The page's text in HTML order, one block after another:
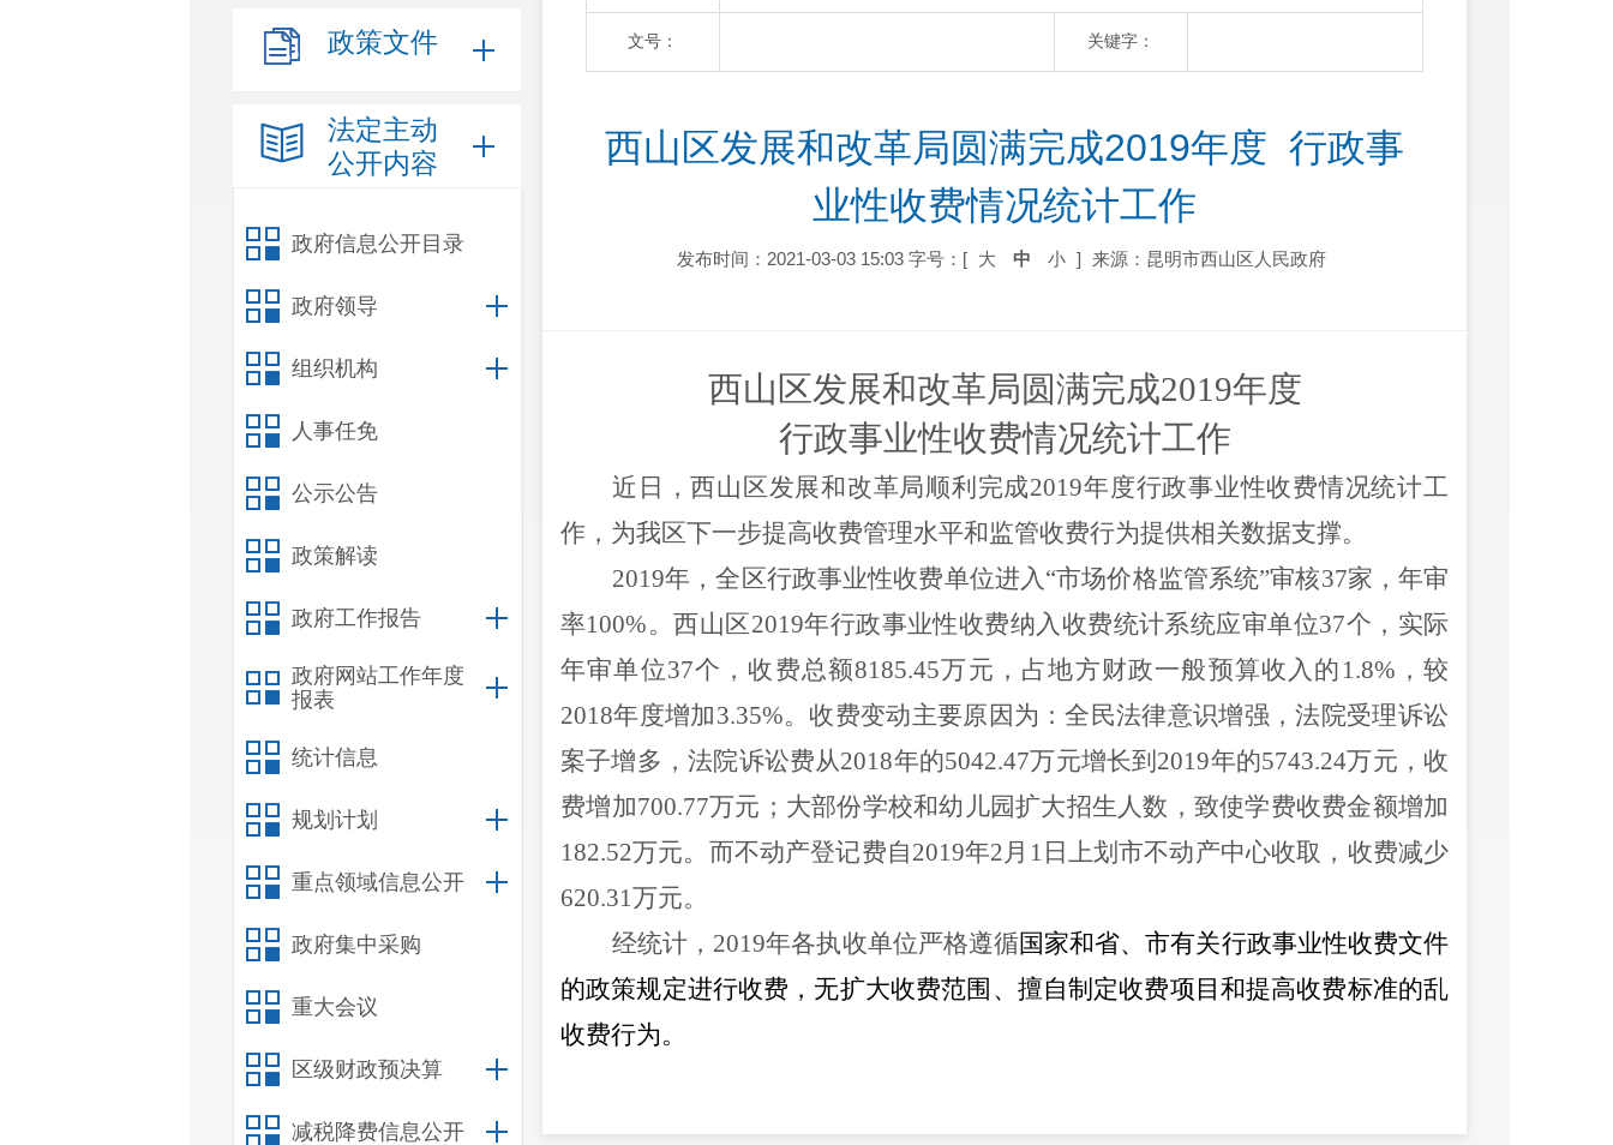
政策文件
法定主动
公开内容
政府信息公开目录
政府领导
组织机构
人事任免
公示公告
政策解读
政府工作报告
政府网站工作年度
报表
统计信息
规划计划
重点领域信息公开
政府集中采购
重大会议
区级财政预决算
减税降费信息公开
文号： 关键字：
西山区发展和改革局圆满完成2019年度  行政事
业性收费情况统计工作
发布时间：2021-03-03 15:03 字号：[ 大 中 小 ] 来源：昆明市西山区人民政府
西山区发展和改革局圆满完成2019年度
行政事业性收费情况统计工作
近日，西山区发展和改革局顺利完成2019年度行政事业性收费情况统计工
作，为我区下一步提高收费管理水平和监管收费行为提供相关数据支撑。
2019年，全区行政事业性收费单位进入“市场价格监管系统”审核37家，年审
率100%。西山区2019年行政事业性收费纳入收费统计系统应审单位37个，实际
年审单位37个，收费总额8185.45万元，占地方财政一般预算收入的 1.8% ，较
2018年度增加3.35%。收费变动主要原因为：全民法律意识增强，法院受理诉讼
案子增多，法院诉讼费从2018年的5042.47万元增长到 2019年的5743.24万元，收
费增加700.77万元；大部份学校和幼儿园扩大招生人数，致使学费收费金额增加
182.52万元。而不动产登记费自2019年2月 1 日上划市不动产中心收取，收费减少
620.31万元。
经统计， 2019年各执收单位严格遵循国家和省、市有关行政事业性收费文件
的政策规定进行收费，无扩大收费范围、擅自制定收费项目和提高收费标准的乱
收费行为。